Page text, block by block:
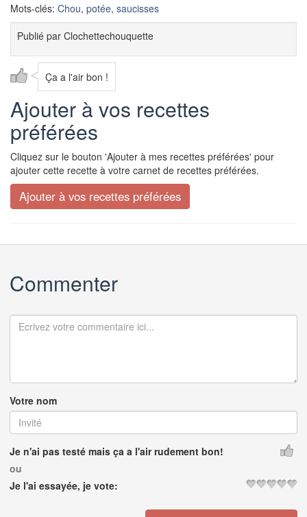
Mots-clés: Chou, potée, saucisses
Publié par Clochettechouquette
Ça a l'air bon !
Ajouter à vos recettes
préférées
Cliquez sur le bouton 'Ajouter à mes recettes préférées' pour
ajouter cette recette à votre carnet de recettes préférées.
Commenter
Votre nom
Je n'ai pas testé mais ça a l'air rudement bon!
ou
Je l'ai essayée, je vote: